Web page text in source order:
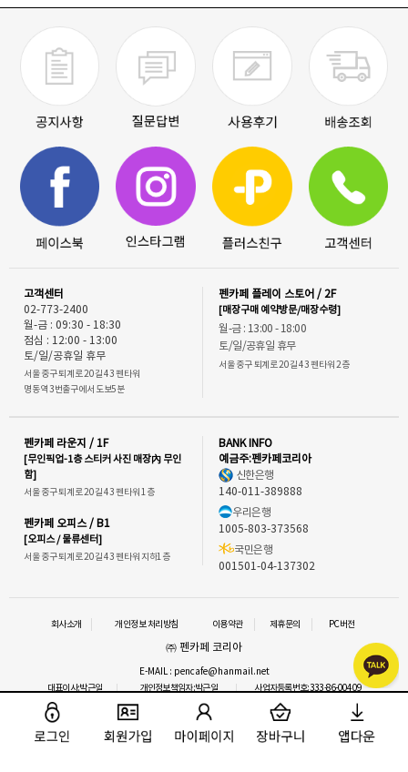
고객센터
02-773-2400
월-금 : 09:30 - 18:30
점심 : 12:00 - 13:00
토/일/공휴일 휴무
서울 중구 퇴계로 20길 43 펜타워
명동역 3번출구에서 도보5분
펜카페 플레이 스토어 / 2F
[매장구매 예약방문/매장수령]
월-금 : 13:00 - 18:00
토/일/공휴일 휴무
서울 중구 퇴계로 20길 43 펜타워 2층
펜카페 라운지 / 1F
[무인픽업-1층 스티커 사진 매장內 무인
함]
서울 중구 퇴계로 20길 43 펜타워 1층
펜카페 오피스 / B1
[오피스 / 물류센터]
서울 중구 퇴계로 20길 43 펜타워 지하1층
BANK INFO
예금주:펜카페코리아
신한은행
140-011-389888
우리은행
1005-803-373568
국민은행
001501-04-137302
회사소개 개인정보 처리방침 이용약관 제휴문의 PC버전
㈜ 펜카페 코리아
E-MAIL : pencafe@hanmail.net
대표이사:박근일
개인정보책임자:박근일
사업자등록번호:333-86-00409
통신판매업신고 : 2016-서울중구-1292
사업자정보확인 이메일 문의